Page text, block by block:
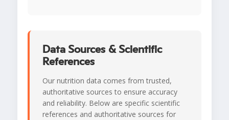
Data Sources & Scientific
References
Our nutrition data comes from trusted,
authoritative sources to ensure accuracy
and reliability. Below are specific scientific
references and authoritative sources for